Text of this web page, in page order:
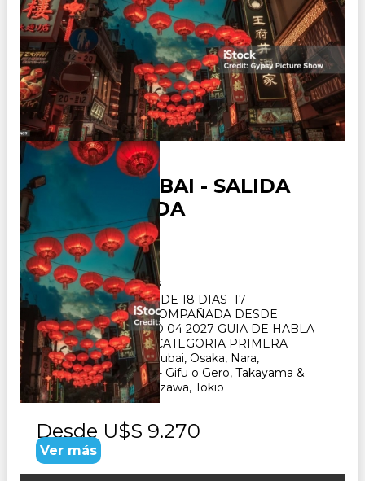
JAPON y DUBAI - SALIDA
ACOMPAÑADA
Duración:
18Días17Noches
PAQUETE TURISTICO DE 18 DIAS 17
NOCHES. SALIDA ACOMPAÑADA DESDE
BUENOS AIRES MAYO 04 2027 GUIA DE HABLA
HISPANA- HOTELES CATEGORIA PRIMERA
SUPERIOR VISITA : Dubai, Osaka, Nara,
Kioto, Hiroshima, Seki - Gifu o Gero, Takayama &
Shirakawago ï¿½ Kanazawa, Tokio
Desde U$S 9.270
Ver más